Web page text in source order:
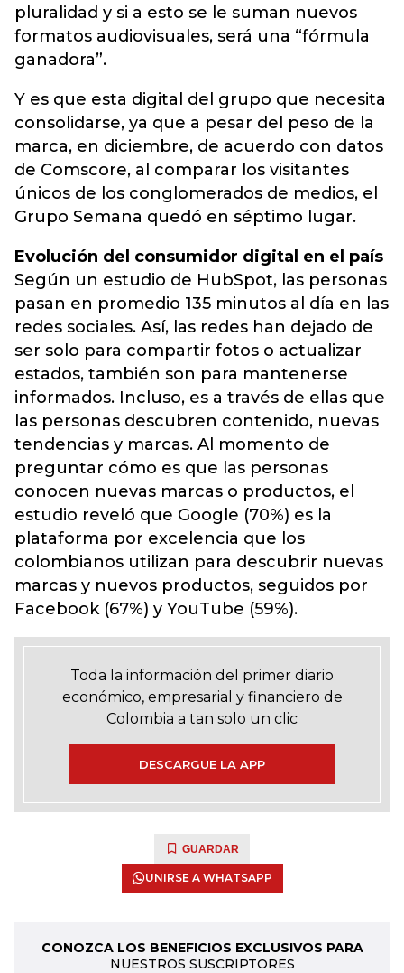
pluralidad y si a esto se le suman nuevos
formatos audiovisuales, será una “fórmula
ganadora”.
Y es que esta digital del grupo que necesita
consolidarse, ya que a pesar del peso de la
marca, en diciembre, de acuerdo con datos
de Comscore, al comparar los visitantes
únicos de los conglomerados de medios, el
Grupo Semana quedó en séptimo lugar.
Evolución del consumidor digital en el país
Según un estudio de HubSpot, las personas
pasan en promedio 135 minutos al día en las
redes sociales. Así, las redes han dejado de
ser solo para compartir fotos o actualizar
estados, también son para mantenerse
informados. Incluso, es a través de ellas que
las personas descubren contenido, nuevas
tendencias y marcas. Al momento de
preguntar cómo es que las personas
conocen nuevas marcas o productos, el
estudio reveló que Google (70%) es la
plataforma por excelencia que los
colombianos utilizan para descubrir nuevas
marcas y nuevos productos, seguidos por
Facebook (67%) y YouTube (59%).
Toda la información del primer diario
económico, empresarial y financiero de
Colombia a tan solo un clic
DESCARGUE LA APP
GUARDAR
UNIRSE A WHATSAPP
CONOZCA LOS BENEFICIOS EXCLUSIVOS PARA
NUESTROS SUSCRIPTORES